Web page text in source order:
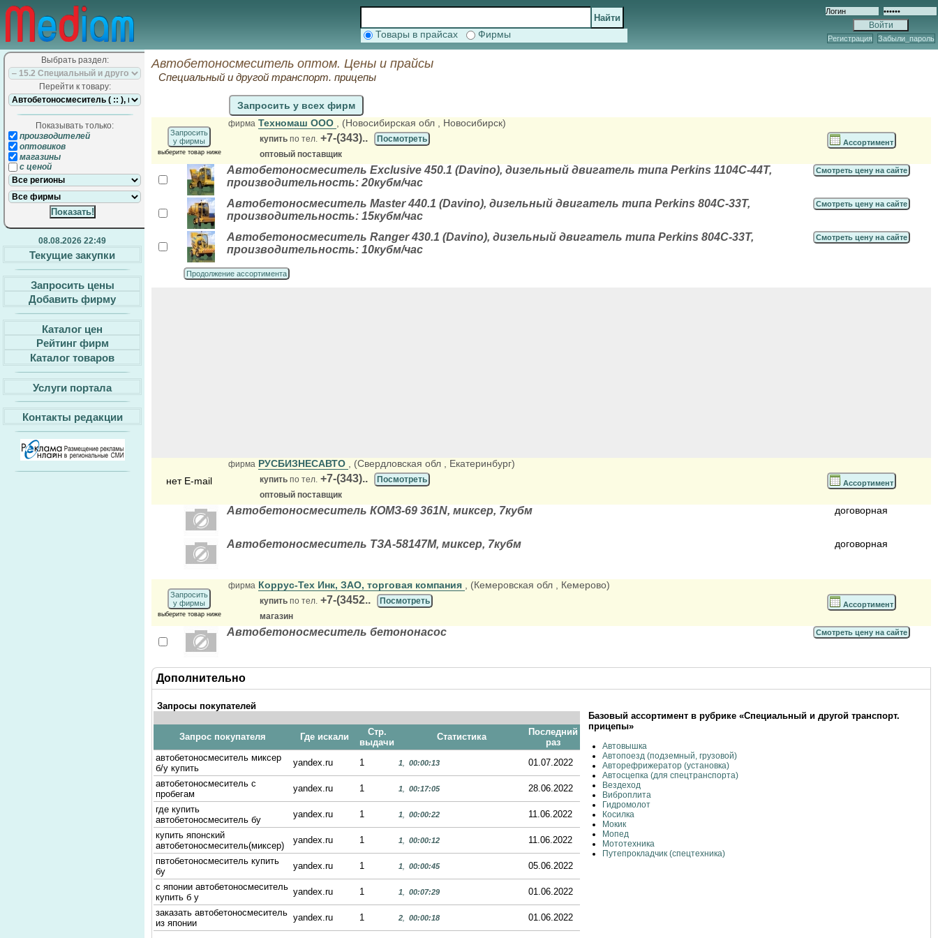
Товары в прайсах Фирмы Регистрация Забыли_пароль
Выбрать раздел:
Перейти к товару:
Показывать только:
производителей
оптовиков
магазины
с ценой
08.08.2026 22:49
Текущие закупки
Запросить цены
Добавить фирму
Каталог цен
Рейтинг фирм
Каталог товаров
Услуги портала
Контакты редакции
Автобетоносмеситель оптом. Цены и прайсы
Специальный и другой транспорт. прицепы
Запросить у всех фирм
Запросить
у фирмы
выберите товар ниже
фирма Техномаш ООО , (Новосибирская обл , Новосибирск)
купить по тел. +7-(343)..
Посмотреть
оптовый поставщик
Ассортимент
Автобетоносмеситель Exclusive 450.1 (Davino), дизельный двигатель типа Perkins 1104С-44T,
производительность: 20кубм/час
Смотреть цену на сайте
Автобетоносмеситель Master 440.1 (Davino), дизельный двигатель типа Perkins 804С-33T,
производительность: 15кубм/час
Смотреть цену на сайте
Автобетоносмеситель Ranger 430.1 (Davino), дизельный двигатель типа Perkins 804С-33T,
производительность: 10кубм/час
Смотреть цену на сайте
Продолжение ассортимента
нет E-mail
фирма РУСБИЗНЕСАВТО , (Свердловская обл , Екатеринбург)
купить по тел. +7-(343)..
Посмотреть
оптовый поставщик
Ассортимент
Автобетоносмеситель КОМЗ-69 361N, миксер, 7кубм договорная
Автобетоносмеситель ТЗА-58147М, миксер, 7кубм договорная
Запросить
у фирмы
выберите товар ниже
фирма Коррус-Тех Инк, ЗАО, торговая компания , (Кемеровская обл , Кемерово)
купить по тел. +7-(3452..
Посмотреть
магазин
Ассортимент
Автобетоносмеситель бетононасос Смотреть цену на сайте
Дополнительно
Запросы покупателей
Запрос покупателя Где искали
Стр.
выдачи
Статистика
Последний
раз
автобетоносмеситель миксер
б/у купить
yandex.ru 1 1 00:00:13
01.07.2022
автобетоносмеситель с
пробегам
yandex.ru 1 1 00:17:05
28.06.2022
где купить
автобетоносмеситель бу
yandex.ru 1 1 00:00:22
11.06.2022
купить японский
автобетоносмеситель(миксер)
yandex.ru 1 1 00:00:12
11.06.2022
пвтобетоносмеситель купить
бу
yandex.ru 1 1 00:00:45
05.06.2022
с японии автобетоносмеситель
купить б у
yandex.ru 1 1 00:07:29
01.06.2022
заказать автобетоносмеситель
из японии
yandex.ru 1 2 00:00:18
01.06.2022
Базовый ассортимент в рубрике «Специальный и другой транспорт.
прицепы»
Автовышка
Автопоезд (подземный, грузовой)
Авторефрижератор (установка)
Автосцепка (для спецтранспорта)
Вездеход
Виброплита
Гидромолот
Косилка
Мокик
Мопед
Мототехника
Путепрокладчик (спецтехника)